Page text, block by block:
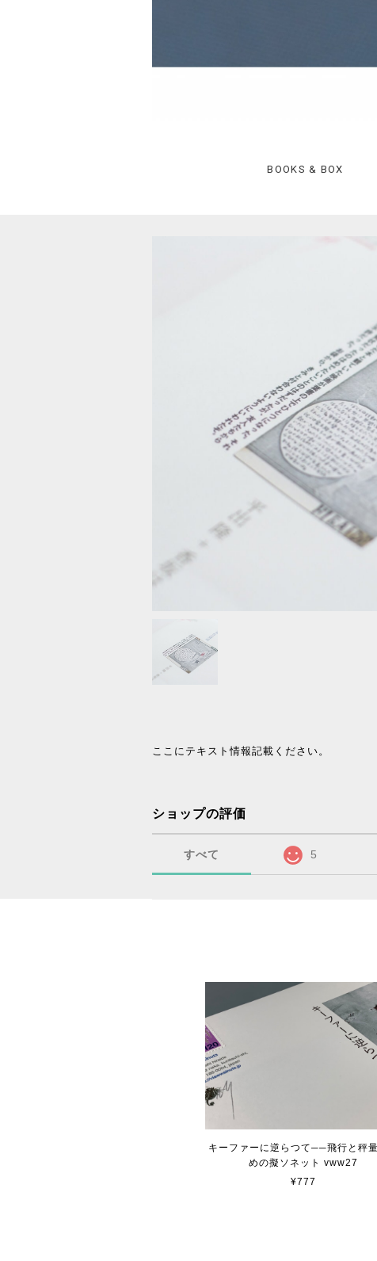
BOOKS & BOX
ここにテキスト情報記載ください。
ショップの評価
すべて 5
キーファーに逆らつて──飛行と秤
めの擬ソネット vww27
¥777